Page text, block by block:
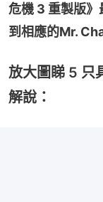
危機 3 重製版
到相應的Mr.
放大圖睇 5 只
解說：